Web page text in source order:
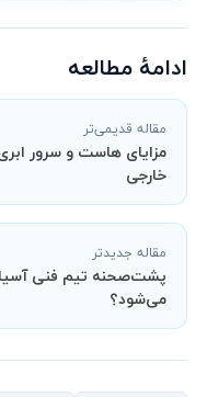
ادامهٔ مطالعه
مقاله قدیمی‌تر
مزایای هاست و سرور
خارجی
مقاله جدیدتر
پشت‌صحنه تیم فنی
می‌شود؟